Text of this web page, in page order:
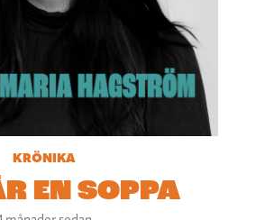
KRÖNIKA
EN SOPPA